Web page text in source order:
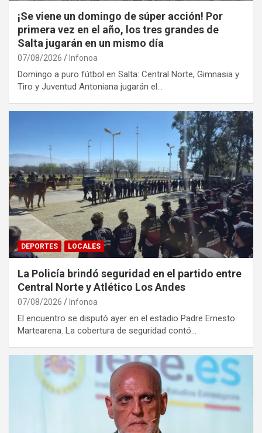
¡Se viene un domingo de súper acción! Por
primera vez en el año, los tres grandes de
Salta jugarán en un mismo día
07/08/2026 Infonoa
Domingo a puro fútbol en Salta: Central Norte, Gimnasia y
Tiro y Juventud Antoniana jugarán el…
DEPORTES LOCALES
La Policía brindó seguridad en el partido entre
Central Norte y Atlético Los Andes
07/08/2026 Infonoa
El encuentro se disputó ayer en el estadio Padre Ernesto
Martearena. La cobertura de seguridad contó…